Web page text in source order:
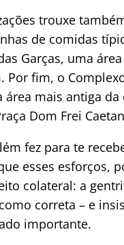
trouxe
de comidas
Garças, uma
Por fim, o
mais antiga
Dom Frei
fez para te
esses esforços,
colateral: a
correta – e
importante.